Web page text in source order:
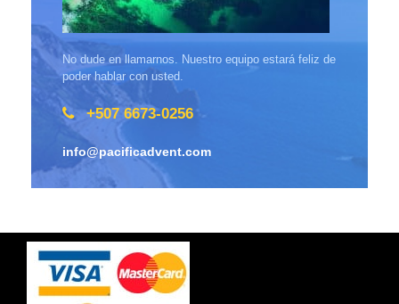
No dude en llamarnos. Nuestro equipo estará feliz de
poder hablar con usted.
+507 6673-0256
info@pacificadvent.com